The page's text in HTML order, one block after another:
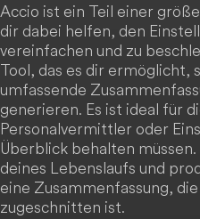
Accio ist ein Teil einer
dir dabei helfen, den
vereinfachen und zu
Tool, das es dir ermöglicht,
umfassende
generieren. Es ist ideal für
Personalvermittler oder
Überblick behalten
deines Lebenslaufs und
eine Zusammenfassung,
zugeschnitten ist.